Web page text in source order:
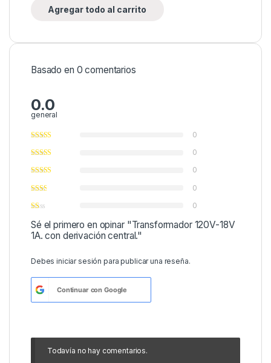
Agregar todo al carrito
Basado en 0 comentarios
0.0
general
0
0
0
0
0
Sé el primero en opinar "Transformador 120V-18V
1A. con derivación central."
Debesiniciar sesión para publicar una reseña.
Continuar conGoogle
Todavía no hay comentarios.